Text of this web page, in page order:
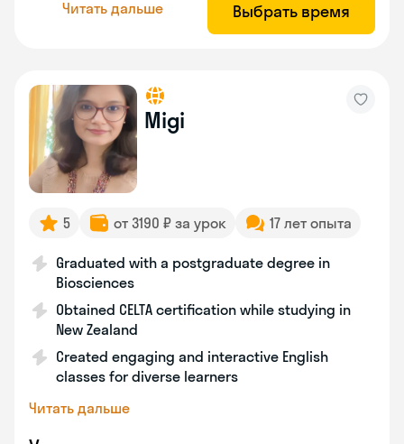
Читать дальше Выбрать время
Migi
5 от 3190 ₽ за урок 17 лет опыта
Graduated with a postgraduate degree in
Biosciences
Obtained CELTA certification while studying in
New Zealand
Created engaging and interactive English
classes for diverse learners
Читать дальше